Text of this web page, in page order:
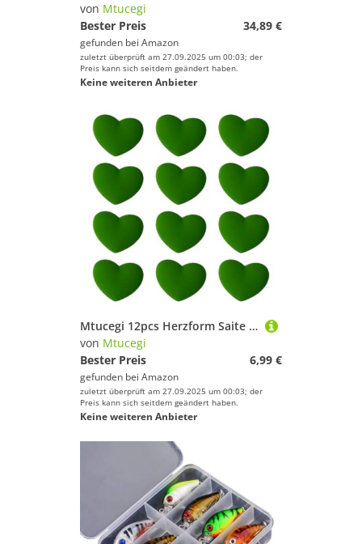
von Mtucegi
Bester Preis
34,89 €
gefunden bei Amazon
zuletzt überprüft am 27.09.2025 um 00:03; der
Preis kann sich seitdem geändert haben.
Keine weiteren Anbieter
Mtucegi 12pcs Herzform Saite Dämpfung Tennis Racet Dämpfer Absorber Vibrationen Schläger Dämpfer Stylish Tennis Geschenkset
von Mtucegi
Bester Preis
6,99 €
gefunden bei Amazon
zuletzt überprüft am 27.09.2025 um 00:03; der
Preis kann sich seitdem geändert haben.
Keine weiteren Anbieter